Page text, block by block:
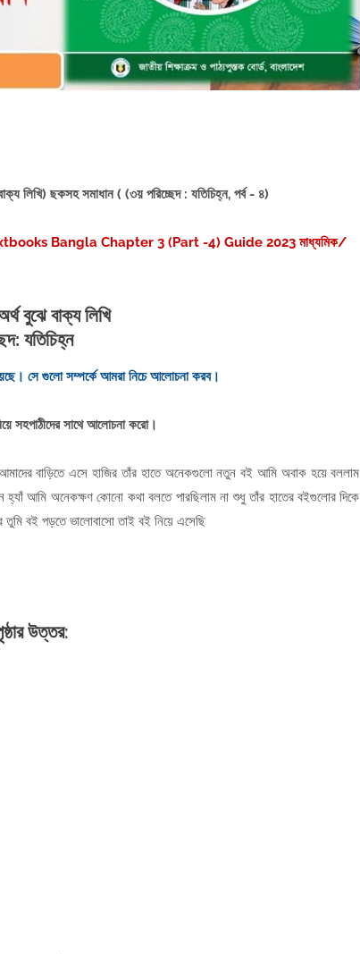
লিখি) ছকসহ সমাধান ( (৩য় পরিচ্ছেদ : যতিচিহ্ন, পর্ব - ৪)
Bangla Chapter 3 (Part -4) Guide 2023 মাধ্যমিক/
বুঝে বাক্য লিখি
যতিচিহ্ন
সে গুলো সম্পর্কে আমরা নিচে আলোচনা করব।
সহপাঠীদের সাথে আলোচনা করো।
বাড়িতে এসে হাজির তাঁর হাতে অনেকগুলো নতুন বই আমি অবাক হয়ে বললাম
আমি অনেকক্ষণ কোনো কথা বলতে পারছিলাম না শুধু তাঁর হাতের বইগুলোর দিকে
তুমি বই পড়তে ভালোবাসো তাই বই নিয়ে এসেছি
উত্তর: